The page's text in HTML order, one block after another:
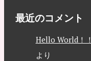
最近のコメント
Hello World！！
より